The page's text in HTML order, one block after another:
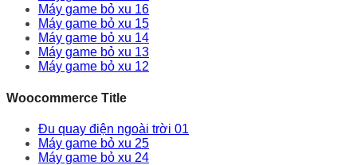
Máy game bỏ xu 16
Máy game bỏ xu 15
Máy game bỏ xu 14
Máy game bỏ xu 13
Máy game bỏ xu 12
Woocommerce Title
Đu quay điện ngoài trời 01
Máy game bỏ xu 25
Máy game bỏ xu 24